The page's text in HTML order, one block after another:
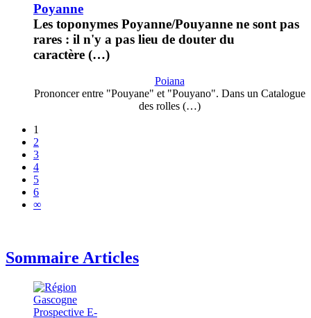
Poyanne
Les toponymes Poyanne/Pouyanne ne sont pas
rares : il n'y a pas lieu de douter du
caractère (…)
Poiana
Prononcer entre "Pouyane" et "Pouyano". Dans un Catalogue
des rolles (…)
1
2
3
4
5
6
∞
Sommaire Articles